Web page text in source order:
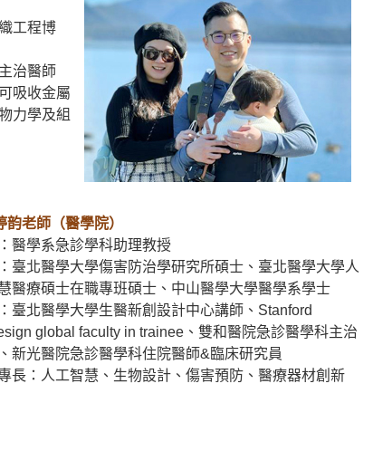
工程博
治醫師
吸收金屬
力學及組
韵老師（醫學院）
醫學系急診學科助理教授
臺北醫學大學傷害防治學研究所碩士、臺北醫學大學人
醫療碩士在職專班碩士、中山醫學大學醫學系學士
臺北醫學大學生醫新創設計中心講師、Stanford
global faculty in trainee、雙和醫院急診醫學科主治
新光醫院急診醫學科住院醫師&臨床研究員
長：人工智慧、生物設計、傷害預防、醫療器材創新